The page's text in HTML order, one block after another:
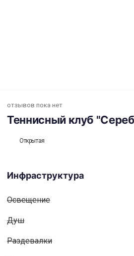
отзывов пока нет
Теннисный клуб
Открытая
Инфраструктура
Освещениe
Душ
Раздевалки